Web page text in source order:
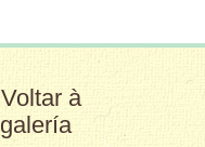
Voltar à
galería